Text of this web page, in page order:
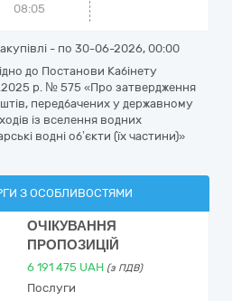
08:05
- по 30-06-2026, 00:00
до Постанови Кабінету
р. № 575 «Про затвердження
передбачених у державному
із вселення водних
водні об’єкти (їх частини)»
З ОСОБЛИВОСТЯМИ
ОЧІКУВАННЯ
ПРОПОЗИЦІЙ
6 191 475 UAH (з ПДВ)
Послуги